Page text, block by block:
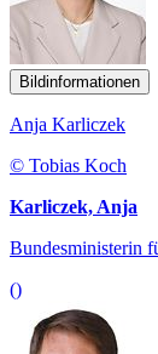
Bildinformationen
Anja Karliczek
© Tobias Koch
Karliczek, Anja
Bundesministerin
()